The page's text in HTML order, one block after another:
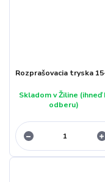
Rozprašovacia tryska
Skladom v Žiline (ihneď
odberu)